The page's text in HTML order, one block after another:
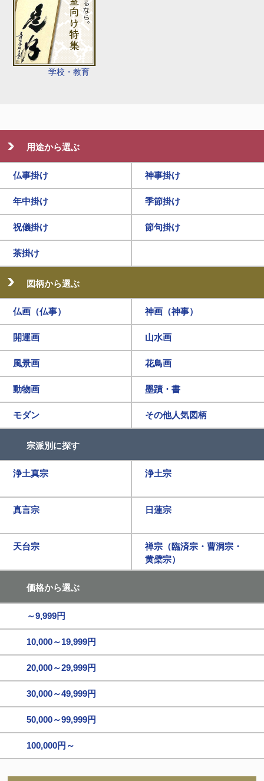
学校・教育
用途から選ぶ
仏事掛け 神事掛け
年中掛け 季節掛け
祝儀掛け 節句掛け
茶掛け
図柄から選ぶ
仏画（仏事） 神画（神事）
開運画 山水画
風景画 花鳥画
動物画 墨蹟・書
モダン その他人気図柄
宗派別に探す
浄土真宗 浄土宗
真言宗 日蓮宗
天台宗
禅宗（臨済宗・曹洞宗・
黄檗宗）
価格から選ぶ
～9,999円
10,000～19,999円
20,000～29,999円
30,000～49,999円
50,000～99,999円
100,000円～